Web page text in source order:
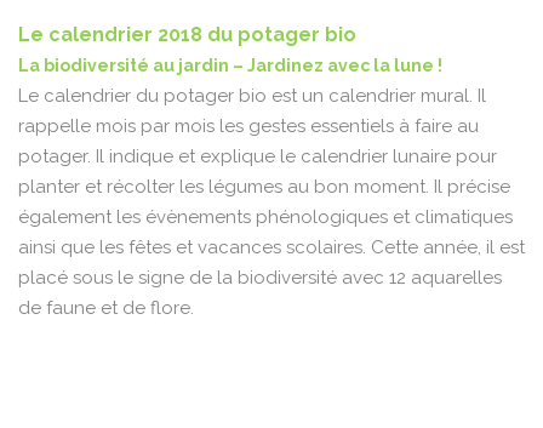
Le calendrier 2018 du potager bio
La biodiversité au jardin – Jardinez avec la lune !
Le calendrier du potager bio est un calendrier mural. Il
rappelle mois par mois les gestes essentiels à faire au
potager. Il indique et explique le calendrier lunaire pour
planter et récolter les légumes au bon moment. Il précise
également les évènements phénologiques et climatiques
ainsi que les fêtes et vacances scolaires. Cette année, il est
placé sous le signe de la biodiversité avec 12 aquarelles
de faune et de flore.